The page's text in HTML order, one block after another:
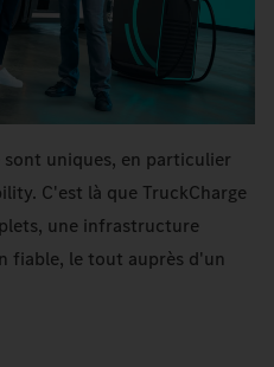
uniques, en particulier
C'est là que TruckCharge
une infrastructure
fiable, le tout auprès d'un